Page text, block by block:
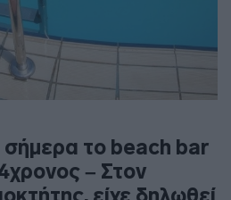
το beach bar
– Στον